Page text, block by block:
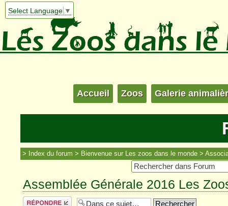
Select Language ▼
Accueil Zoos Galerie
Index du forum Bienvenue sur Les zoos dans le monde
Assemblée Générale 2016 Les
Répondre